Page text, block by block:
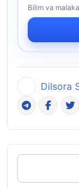
Bilim va
Dilsora